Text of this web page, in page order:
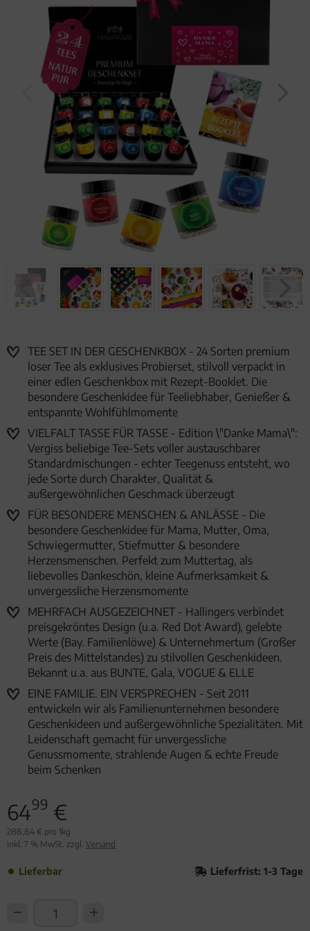
TEE SET IN DER GESCHENKBOX - 24 Sorten premium
loser Tee als exklusives Probierset, stilvoll verpackt in
einer edlen Geschenkbox mit Rezept-Booklet. Die
besondere Geschenkidee für Teeliebhaber, Genießer &
entspannte Wohlfühlmomente
VIELFALT TASSE FÜR TASSE - Edition \"Danke Mama\":
Vergiss beliebige Tee-Sets voller austauschbarer
Standardmischungen - echter Teegenuss entsteht, wo
jede Sorte durch Charakter, Qualität &
außergewöhnlichen Geschmack überzeugt
FÜR BESONDERE MENSCHEN & ANLÄSSE - Die
besondere Geschenkidee für Mama, Mutter, Oma,
Schwiegermutter, Stiefmutter & besondere
Herzensmenschen. Perfekt zum Muttertag, als
liebevolles Dankeschön, kleine Aufmerksamkeit &
unvergessliche Herzensmomente
MEHRFACH AUSGEZEICHNET - Hallingers verbindet
preisgekröntes Design (u.a. Red Dot Award), gelebte
Werte (Bay. Familienlöwe) & Unternehmertum (Großer
Preis des Mittelstandes) zu stilvollen Geschenkideen.
Bekannt u.a. aus BUNTE, Gala, VOGUE & ELLE
EINE FAMILIE. EIN VERSPRECHEN - Seit 2011
entwickeln wir als Familienunternehmen besondere
Geschenkideen und außergewöhnliche Spezialitäten. Mit
Leidenschaft gemacht für unvergessliche
Genussmomente, strahlende Augen & echte Freude
beim Schenken
6499 €
288,84 € pro 1kg
inkl. 7 % MwSt. zzgl. Versand
Lieferbar Lieferfrist: 1-3 Tage
Geburtstag